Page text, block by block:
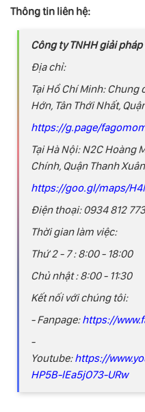
Thông tin liên hệ:
Công ty TNHH giải
Địa chỉ:
Tại Hồ Chí Minh: Chung
Hớn, Tân Thới Nhất,
https://g.page/
Tại Hà Nội: N2C Hoàng
Chính, Quận Thanh
https://goo.gl/maps/
Điện thoại: 0934 812
Thời gian làm việc:
Thứ 2 - 7 : 8:00 - 18:00
Chủ nhật : 8:00 - 11:30
Kết nối với chúng tôi:
- Fanpage:https://
-
Youtube:https://
HP5B-lEa5jO73-URw